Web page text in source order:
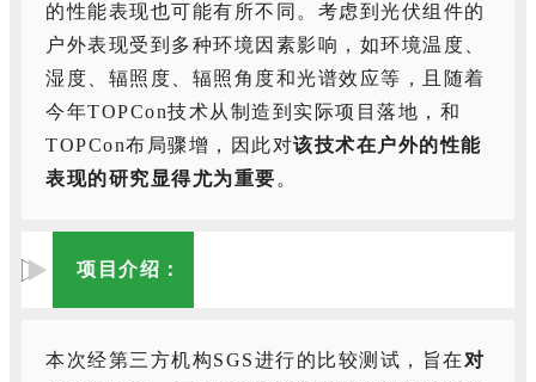
的性能表现也可能有所不同。考虑到光伏组件的
户外表现受到多种环境因素影响，如环境温度、
湿度、辐照度、辐照角度和光谱效应等，且随着
今年TOPCon技术从制造到实际项目落地，和
TOPCon布局骤增，因此对该技术在户外的性能
表现的研究显得尤为重要 。
项目介绍：
本次经第三方机构SGS进行的比较测试，旨在 对